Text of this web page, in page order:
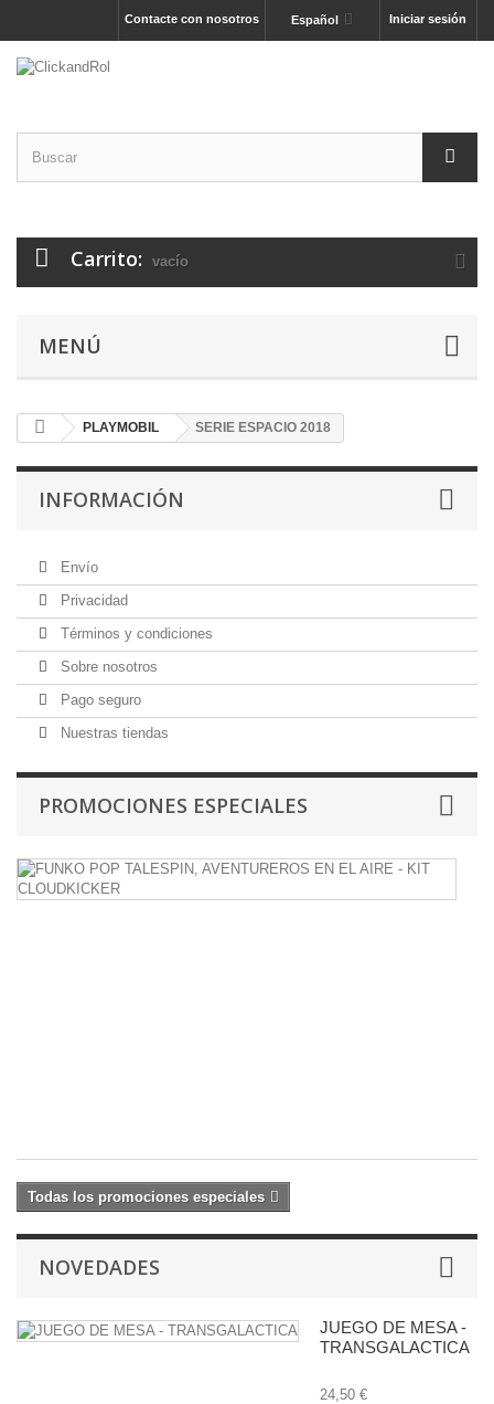
Iniciar sesión
Español
Contacte con nosotros
Carrito: vacío
MENÚ
PLAYMOBIL SERIE ESPACIO 2018
INFORMACIÓN
Envío
Privacidad
Términos y condiciones
Sobre nosotros
Pago seguro
Nuestras tiendas
PROMOCIONES ESPECIALES
Todas los promociones especiales
NOVEDADES
JUEGO DE MESA -
TRANSGALACTICA
24,50 €